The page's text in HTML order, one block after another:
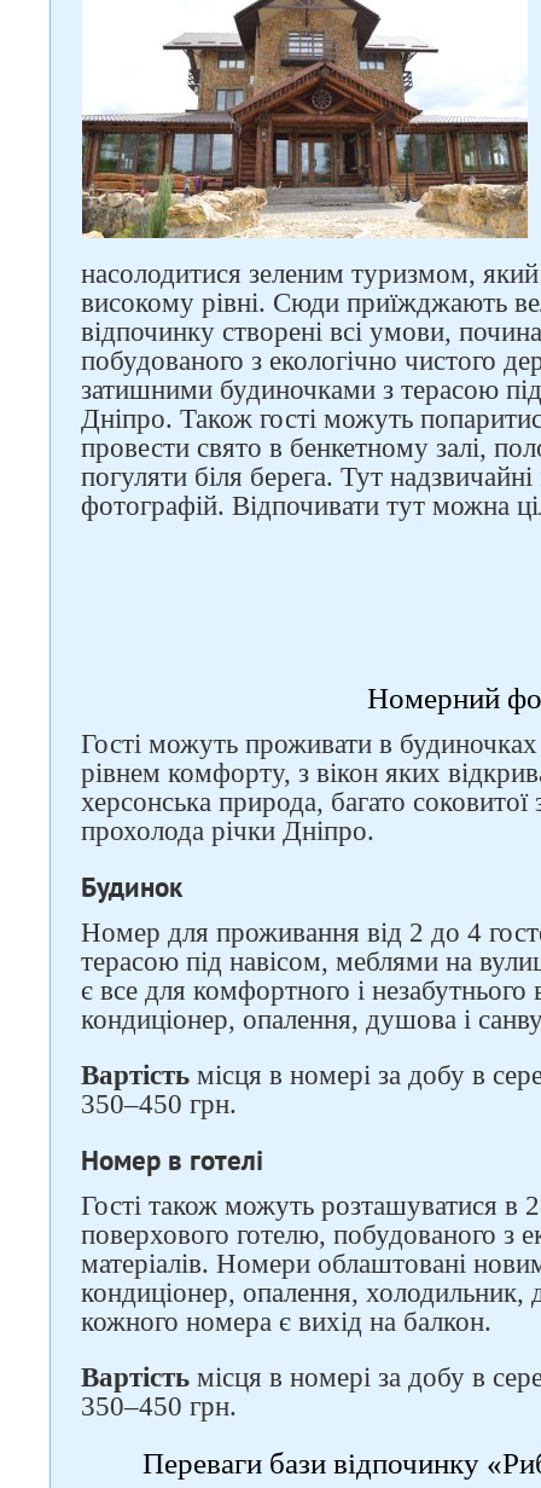
насолодитися зеленим туризмом,
високому рівні. Сюди приїжджають
відпочинку створені всі умови,
побудованого з екологічно чистого
затишними будиночками з терасою
Дніпро. Також гості можуть
провести свято в бенкетному залі,
погуляти біля берега. Тут
фотографій. Відпочивати тут можна
Номерний
Гості можуть проживати в
рівнем комфорту, з вікон яких
херсонська природа, багато соковитої
прохолода річки Дніпро.
Будинок
Номер для проживання від 2 до 4
терасою під навісом, меблями на
є все для комфортного і незабутнього
кондиціонер, опалення, душова і
Вартість місця в номері за добу в
350–450 грн.
Номер в готелі
Гості також можуть розташуватися в
поверхового готелю, побудованого з
матеріалів. Номери облаштовані
кондиціонер, опалення, холодильник,
кожного номера є вихід на балкон.
Вартість місця в номері за добу в
350–450 грн.
Переваги бази відпочинку
Слідкуйте за нами в
соцмережах